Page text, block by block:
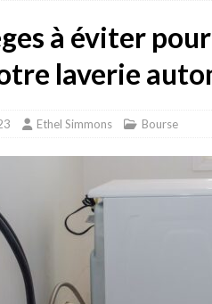
à éviter
laverie
Ethel Simmons Bourse